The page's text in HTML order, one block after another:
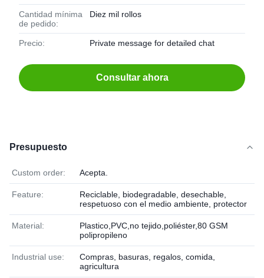
Cantidad mínima
de pedido:
Diez mil rollos
Precio: Private message for detailed chat
Consultar ahora
Presupuesto
Custom order: Acepta.
Feature:
Reciclable, biodegradable, desechable,
respetuoso con el medio ambiente, protector
Material:
Plastico,PVC,no tejido,poliéster,80 GSM
polipropileno
Industrial use:
Compras, basuras, regalos, comida,
agricultura